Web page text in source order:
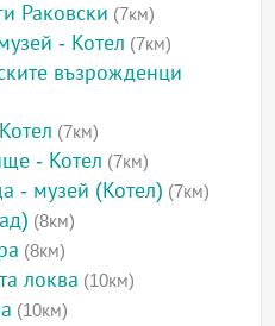
Раковски (7км)
- Котел (7км)
възрожденци
(7км)
- Котел (7км)
- музей (Котел) (7км)
(8км)
(8км)
локва (10км)
(10км)